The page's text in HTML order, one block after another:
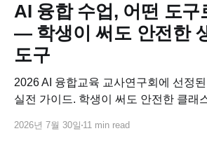
AI 융합 수업, 어떤 도구
— 학생이 써도 안전한
도구
2026 AI 융합교육 교사연구회에 선정
실전 가이드. 학생이 써도 안전한 클래
코스웨어까지 연결하는 방법.
2026년 7월 30일 11 min read